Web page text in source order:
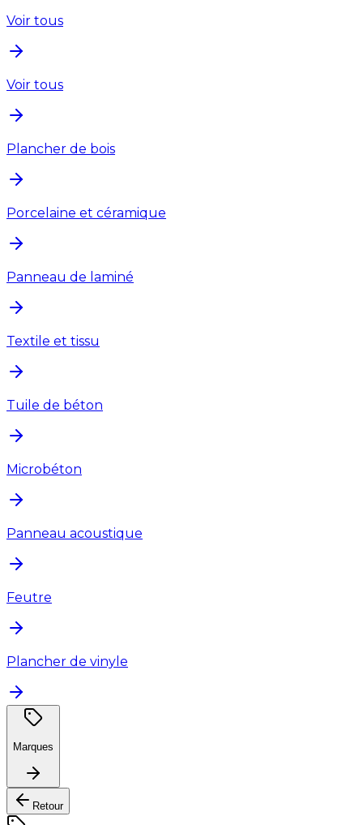
Voir tous
Voir tous
Plancher de bois
Porcelaine et céramique
Panneau de laminé
Textile et tissu
Tuile de béton
Microbéton
Panneau acoustique
Feutre
Plancher de vinyle
Marques
Retour